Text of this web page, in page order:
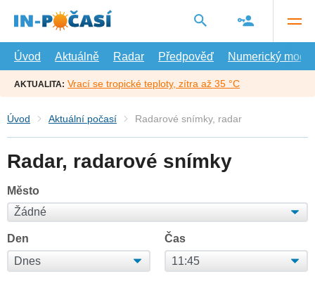
hlavní
Úvod
Aktuálně Radar Předpověď Numerický model
AKTUALITA: Vrací se tropické teploty, zítra až 35 °C
Úvod Aktuální počasí Radarové snímky, radar
Radar, radarové snímky
Město
Den Čas